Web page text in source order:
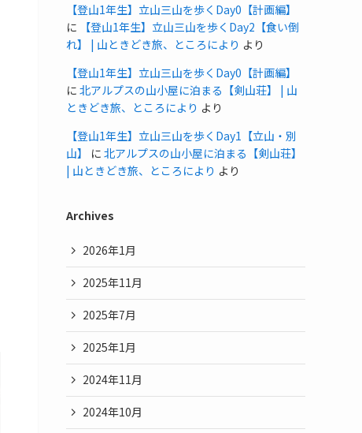
【登山1年生】立山三山を歩くDay0【計画編】
に
【登山1年生】立山三山を歩くDay2【食い倒
れ】 | 山ときどき旅、ところにより より
【登山1年生】立山三山を歩くDay0【計画編】
に 北アルプスの山小屋に泊まる【剣山荘】 | 山
ときどき旅、ところにより より
【登山1年生】立山三山を歩くDay1【立山・別
山】
に 北アルプスの山小屋に泊まる【剣山荘】
| 山ときどき旅、ところにより より
Archives
2026年1月
2025年11月
2025年7月
2025年1月
2024年11月
2024年10月